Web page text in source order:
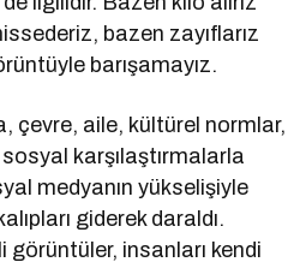
bazen zayıflarız
barışamayız.
çevre, aile, kültürel normlar,
karşılaştırmalarla
medyanın yükselişiyle
giderek daraldı.
insanları kendi